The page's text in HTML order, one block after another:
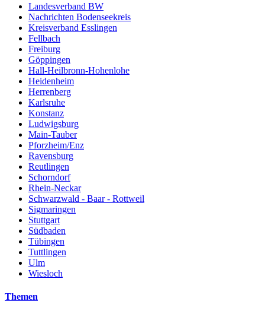
Landesverband BW
Nachrichten Bodenseekreis
Kreisverband Esslingen
Fellbach
Freiburg
Göppingen
Hall-Heilbronn-Hohenlohe
Heidenheim
Herrenberg
Karlsruhe
Konstanz
Ludwigsburg
Main-Tauber
Pforzheim/Enz
Ravensburg
Reutlingen
Schorndorf
Rhein-Neckar
Schwarzwald - Baar - Rottweil
Sigmaringen
Stuttgart
Südbaden
Tübingen
Tuttlingen
Ulm
Wiesloch
Themen